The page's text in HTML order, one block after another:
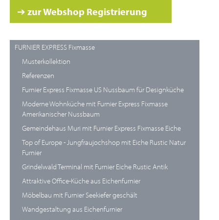
➔ zur Webshop Registrierung
FURNIER EXPRESS Fixmasse
Musterkollektion
Referenzen
Furnier Express Fixmasse US Nussbaum für Designküche
Moderne Wohnküche mit Furnier Express Fixmasse
Amerikanischer Nussbaum
Gemeindehaus Muri mit Furnier Express Fixmasse Eiche
Top of Europe - Jungfraujochshop mit Eiche Rustic Natur
Furnier
Grindelwald Terminal mit Furnier Eiche Rustic Antik
Attraktive Office-Küche aus Eichenfurnier
Möbelbau mit Furnier Seekiefer geschält
Wandgestaltung aus Eichenfurnier